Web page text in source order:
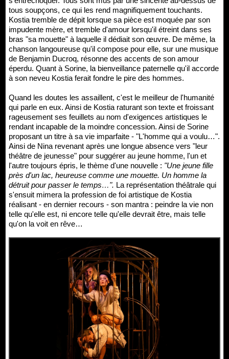
tous soupçons, ce qui les rend magnifiquement touchants.
Kostia tremble de dépit lorsque sa pièce est moquée par son
impudente mère, et tremble d'amour lorsqu'il étreint dans ses
bras "sa mouette" à laquelle il dédiait son œuvre. De même, la
chanson langoureuse qu'il compose pour elle, sur une musique
de Benjamin Ducroq, résonne des accents de son amour
éperdu. Quant à Sorine, la bienveillance paternelle qu'il accorde
à son neveu Kostia ferait fondre le pire des hommes.
Quand les doutes les assaillent, c'est le meilleur de l'humanité
qui parle en eux. Ainsi de Kostia raturant son texte et froissant
rageusement ses feuillets au nom d'exigences artistiques le
rendant incapable de la moindre concession. Ainsi de Sorine
proposant un titre à sa vie imparfaite - "L'homme qui a voulu…".
Ainsi de Nina revenant après une longue absence vers "leur
théâtre de jeunesse" pour suggérer au jeune homme, l'un et
l'autre toujours épris, le thème d'une nouvelle : "Une jeune fille
près d'un lac, heureuse comme une mouette. Un homme la
détruit pour passer le temps…". La représentation théâtrale qui
s'ensuit mimera la profession de foi artistique de Kostia
réalisant - en dernier recours - son mantra : peindre la vie non
telle qu'elle est, ni encore telle qu'elle devrait être, mais telle
qu'on la voit en rêve…